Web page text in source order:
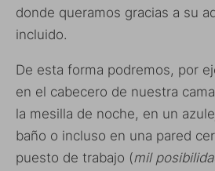
donde queramos gracias a su
incluido.
De esta forma podremos, por
en el cabecero de nuestra
la mesilla de noche, en un
baño o incluso en una pared
puesto de trabajo (mil